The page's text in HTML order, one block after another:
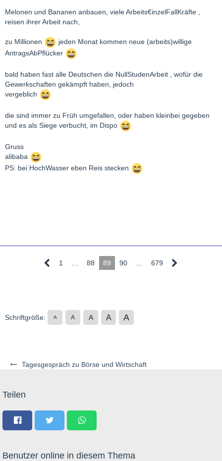
Tagesgespräch zu Börse und Wirtschaft
Melonen und Bananen anbauen, viele Arbeits€inzelFallKräfte ,
reisen ihrer Arbeit nach,
zu Millionen
jeden Monat kommen neue (arbeits)willige
AntragsAbPflücker
bald haben fast alle Deutschen die NullStudenArbeit , wofür die
Gewerkschaften gekämpft haben, jedoch
vergeblich
die sind immer zu Früh umgefallen, oder haben kleinbei gegeben
und es als Siege verbucht, im Dispo
Gruss
alibaba
PS: bei HochWasser eben Reis stecken
1 88 89 90 679
Schriftgröße: A A A A A
Teilen
Benutzer online in diesem Thema